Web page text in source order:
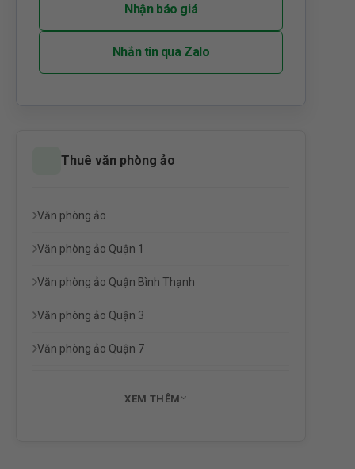
Nhận báo giá
Nhắn tin qua Zalo
Thuê văn phòng ảo
Văn phòng ảo
Văn phòng ảo Quận 1
Văn phòng ảo Quận Bình Thạnh
Văn phòng ảo Quận 3
Văn phòng ảo Quận 7
XEM THÊM